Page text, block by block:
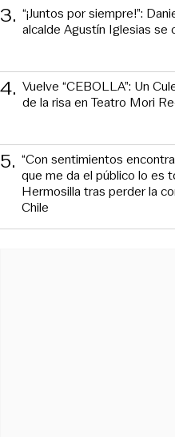
3. “¡Juntos por siempre!”:
alcalde Agustín Iglesias se
4. Vuelve “CEBOLLA”: Un
de la risa en Teatro Mori
5. “Con sentimientos
que me da el público lo es
Hermosilla tras perder la
Chile